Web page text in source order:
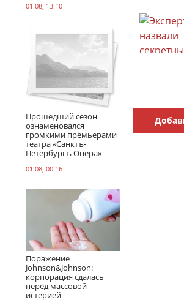
01.08, 13:10
Прошедший сезон
ознаменовался
громкими премьерами
театра «Санктъ-
Петербургъ Опера»
01.08, 00:16
Поражение
Johnson&Johnson:
корпорация сдалась
перед массовой
истерией